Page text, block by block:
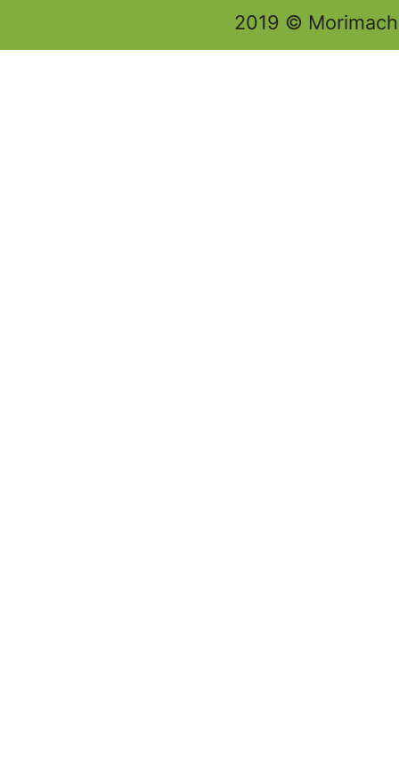
2019 ©